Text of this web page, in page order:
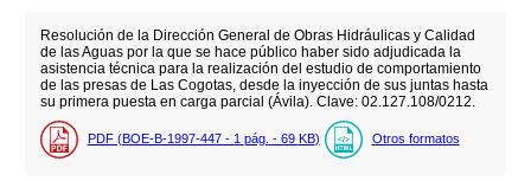
Resolución de la Dirección General de Obras Hidráulicas y Calidad
de las Aguas por la que se hace público haber sido adjudicada la
asistencia técnica para la realización del estudio de comportamiento
de las presas de Las Cogotas, desde la inyección de sus juntas hasta
su primera puesta en carga parcial (Ávila). Clave: 02.127.108/0212.
PDF (BOE-B-1997-447 - 1 pág. - 69 KB) Otros formatos